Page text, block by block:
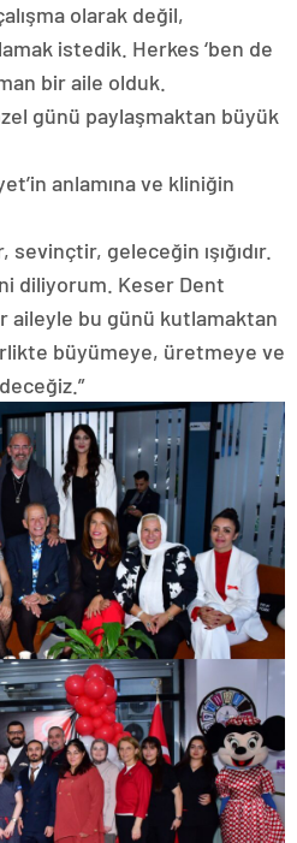
olarak değil,
istedik. Herkes ‘ben de
bir aile olduk.
günü paylaşmaktan büyük
anlamına ve kliniğin
geleceğin ışığıdır.
diliyorum. Keser Dent
aileyle bu günü kutlamaktan
büyümeye, üretmeye ve